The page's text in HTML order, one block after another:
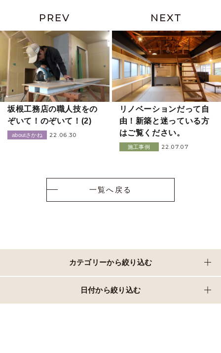
PREV
坂根工務店の職人技をの
ぞいて！のぞいて！(2)
aboutさかね 22.06.30
NEXT
リノベーションだって自
由！新築と迷っている方
はご覧ください。
施工事例 22.07.07
一覧へ戻る
カテゴリーから絞り込む
日付から絞り込む